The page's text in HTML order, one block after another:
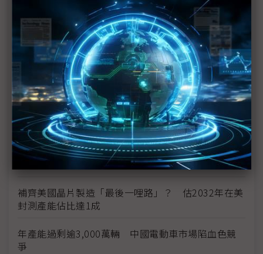
供不應求與運輸成本推升 福特六和預告26年式美製
車價格調漲
美系政策擾動、中系產能過剩 全球車市結構性風險
升溫
加拿大總理拒簽不平等貿易協議 強調美加談判不急
於求成
借道策略結合供應鏈重組 中系車廠突圍美國貿易高
補齊美國晶片製造「最後一哩路」？ 估2032年在美
封測產能佔比達1成
年產能過剩逾3,000萬輛 中國電動車市場陷血色競
爭